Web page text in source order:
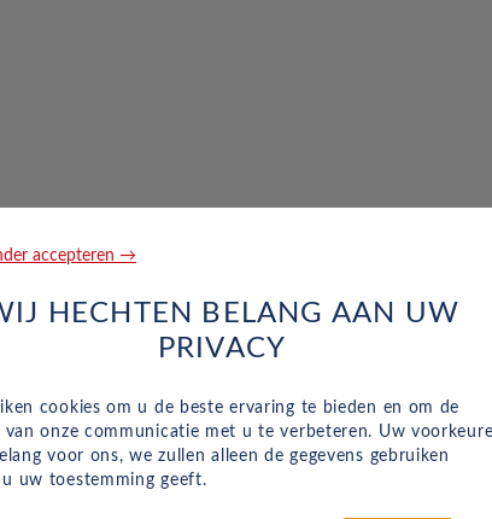
leasen
accepteren →
HECHTEN BELANG AAN UW
PRIVACY
cookies om u de beste ervaring te bieden en om de
van onze communicatie met u te verbeteren. Uw
voor ons, we zullen alleen de gegevens gebruiken
uw toestemming geeft.